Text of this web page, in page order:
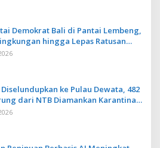
Demokrat Bali di Pantai Lembeng,
hingga Lepas Ratusan
Nala
ke Pulau Dewata, 482
dari NTB Diamankan Karantina